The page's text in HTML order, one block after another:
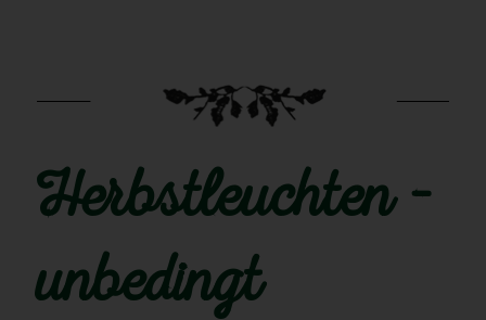
Herbstleuchten –
unbedingt